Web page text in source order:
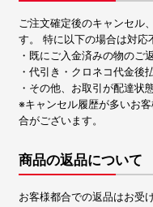
ご注文確定後のキャンセル
す。 特に以下の場合は対応
・既にご入金済みの物のご
・代引き・クロネコ代金後
・その他、お取引が配達状
※キャンセル履歴が多いお
合がございます。
商品の返品について
お客様都合での返品はお受